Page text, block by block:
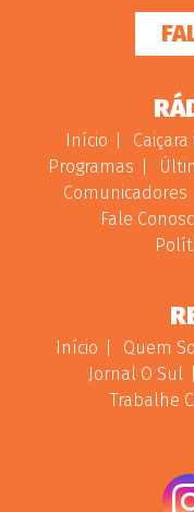
Início
Programas
Comunicadores
Fale
Início Quem
Jornal O Sul
Trabalhe